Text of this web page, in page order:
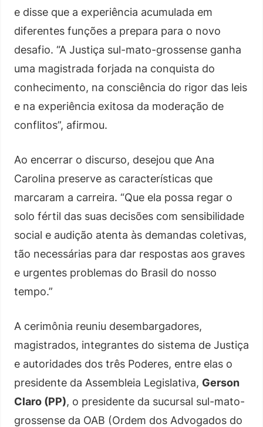
e disse que a experiência acumulada em
diferentes funções a prepara para o novo
desafio. “A Justiça sul-mato-grossense ganha
uma magistrada forjada na conquista do
conhecimento, na consciência do rigor das leis
e na experiência exitosa da moderação de
conflitos”, afirmou.
Ao encerrar o discurso, desejou que Ana
Carolina preserve as características que
marcaram a carreira. “Que ela possa regar o
solo fértil das suas decisões com sensibilidade
social e audição atenta às demandas coletivas,
tão necessárias para dar respostas aos graves
e urgentes problemas do Brasil do nosso
tempo.”
A cerimônia reuniu desembargadores,
magistrados, integrantes do sistema de Justiça
e autoridades dos três Poderes, entre elas o
presidente da Assembleia Legislativa, Gerson
Claro (PP), o presidente da sucursal sul-mato-
grossense da OAB (Ordem dos Advogados do